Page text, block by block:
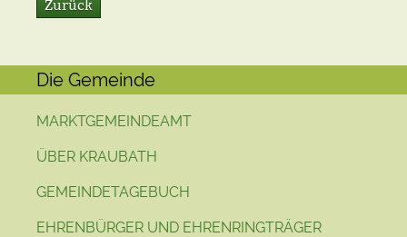
Zurück
Die Gemeinde
MARKTGEMEINDEAMT
ÜBER KRAUBATH
GEMEINDETAGEBUCH
EHRENBÜRGER UND EHRENRINGTRÄGER